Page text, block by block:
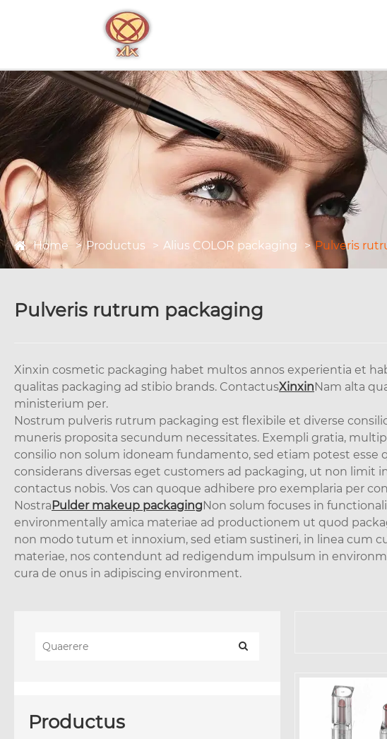
Home Productus Alius COLOR packaging Pulveris
Pulveris rutrum packaging
Xinxin cosmetic packaging habet multos annos experientia et
qualitas packaging ad stibio brands. ContactusXinxin Nam alta
ministerium per.
Nostrum pulveris rutrum packaging est flexibile et diverse
muneris proposita secundum necessitates. Exempli gratia,
consilio non solum idoneam fundamento, sed etiam potest
considerans diversas eget customers ad packaging, ut non limit
contactus nobis. Vos can quoque adhibere pro exemplaria per
Nostra Pulder makeup packaging Non solum focuses in
environmentally amica materiae ad productionem ut quod
non modo tutum et innoxium, sed etiam sustineri, in linea cum
materiae, nos contendunt ad redigendum impulsum in
cura de onus in adipiscing environment.
Productus